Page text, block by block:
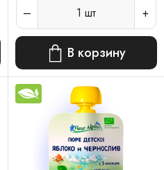
1 шт
В корзину